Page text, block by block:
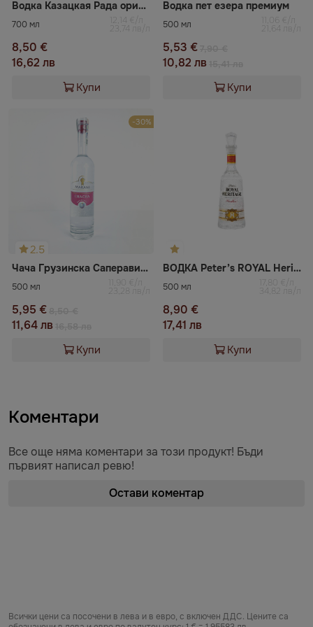
Водка Казацкая Рада оригинал
700 мл 12,14 €/л
23,74 лв/л
8,50 €
16,62 лв
Купи
Водка пет езера премиум
500 мл 11,06 €/л
21,64 лв/л
5,53 €
10,82 лв
Купи
2.5
-30%
Чача Грузинска Саперави Марани
500 мл 11,90 €/л
23,28 лв/л
5,95 €
11,64 лв
Купи
ВОДКА Peter’s ROYAL Heritage
500 мл 17,80 €/л
34,82 лв/л
8,90 €
17,41 лв
Купи
Коментари
Все още няма коментари за този продукт! Бъди
първият написал ревю!
Остави коментар
Всички цени са посочени в лева и в евро, с включен ДДС. Цените са